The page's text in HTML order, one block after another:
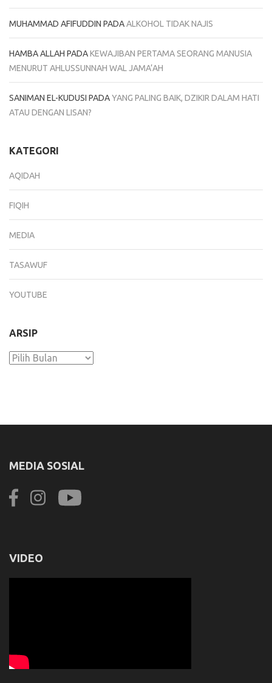
MUHAMMAD AFIFUDDIN PADAALKOHOL TIDAK NAJIS
HAMBA ALLAH PADAKEWAJIBAN PERTAMA SEORANG MANUSIA
MENURUT AHLUSSUNNAH WAL JAMA’AH
SANIMAN EL-KUDUSI PADAYANG PALING BAIK, DZIKIR DALAM HATI
ATAU DENGAN LISAN?
KATEGORI
AQIDAH
FIQIH
MEDIA
TASAWUF
YOUTUBE
ARSIP
Arsip
MEDIA SOSIAL
VIDEO